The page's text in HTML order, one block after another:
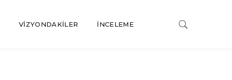
VIZYONDAKILER İNCELEME